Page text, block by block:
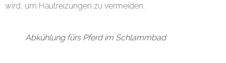
wird, um Hautreizungen zu vermeiden.
Abkühlung fürs Pferd im Schlammbad